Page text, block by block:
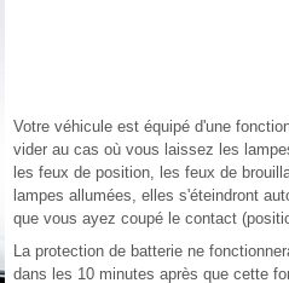
Votre véhicule est équipé d'une
vider au cas où vous laissez les
les feux de position, les feux de
lampes allumées, elles s'éteindront
que vous ayez coupé le contact
La protection de batterie ne
dans les 10 minutes après que cette